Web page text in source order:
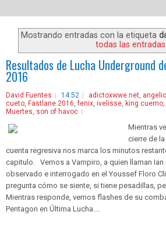
Mostrando entradas con la etiqueta
todas las entradas
Resultados de Lucha Underground
2016
David Fuentes 14:52 adictoxwwe.net
cueto Fastlane 2016 ,fenix ivelisse king cuerno
Muertes son of havoc
Mientras
cierre de
cuenta regresiva nos marca los minutos
capitulo. Vemos a Vampiro, a quien llaman Ian
observado e interrogado en el Youssef Floro
pregunta cómo se siente, si tiene pesadillas,
Mientras responde, vemos flashes de su
Pentagon en Última Lucha....